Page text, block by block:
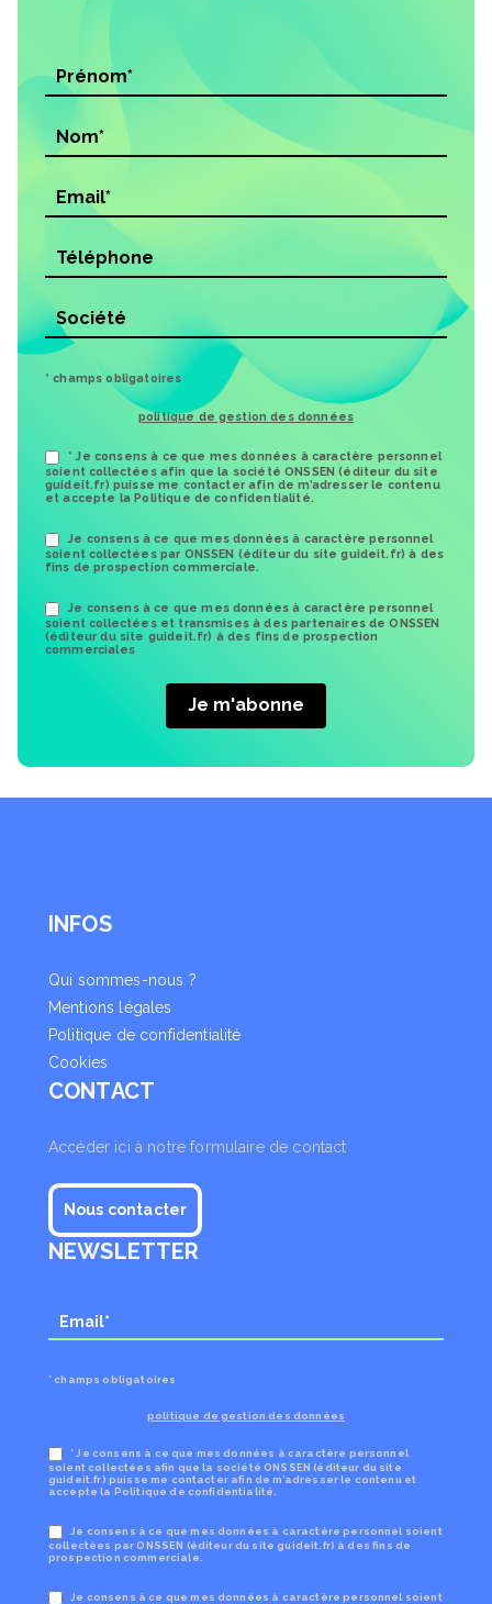
* champs obligatoires
politique de gestion des données
* Je consens à ce que mes données à caractère personnel
soient collectées afin que la société ONSSEN (éditeur du site
guideit.fr) puisse me contacter afin de m’adresser le contenu
et accepte la Politique de confidentialité.
Je consens à ce que mes données à caractère personnel
soient collectées par ONSSEN (éditeur du site guideit.fr) à des
fins de prospection commerciale.
Je consens à ce que mes données à caractère personnel
soient collectées et transmises à des partenaires de ONSSEN
(éditeur du site guideit.fr) à des fins de prospection
commerciales
INFOS
Qui sommes-nous ?
Mentions légales
Politique de confidentialité
Cookies
CONTACT
Accéder ici à notre formulaire de contact
Nous contacter
NEWSLETTER
* champs obligatoires
politique de gestion des données
* Je consens à ce que mes données à caractère personnel
soient collectées afin que la société ONSSEN (éditeur du site
guideit.fr) puisse me contacter afin de m’adresser le contenu et
accepte la Politique de confidentialité.
Je consens à ce que mes données à caractère personnel soient
collectées par ONSSEN (éditeur du site guideit.fr) à des fins de
prospection commerciale.
Je consens à ce que mes données à caractère personnel soient